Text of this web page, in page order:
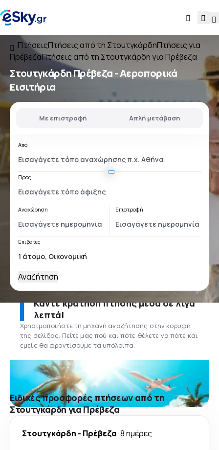
ΠτήσειςΠτήσεις από τη ΣτουτγκάρδηΠτήσεις για
ΠρέβεζαΠτήσεις από τη Στουτγκάρδη για Πρέβεζα
Στουτγκάρδη Πρέβεζα- Αεροπορικά
Εισιτήρια
Με επιστροφή Απλή μετάβαση
Από
Προς
Αναχώρηση Επιστροφή
Επιβάτες
Αναζήτηση
Κάντε κράτηση πτήσης μέσα σε λίγα
λεπτά!
Χρησιμοποιήστε τη μηχανή αναζήτησης στην κορυφή
της σελίδας. Πείτε μας πού και πότε θέλετε να πάτε και
εμείς θα φροντίσουμε τα υπόλοιπα.
Ειδικές προσφορές πτήσεων από τη
Στουτγκάρδη για Πρέβεζα
Στουτγκάρδη - Πρέβεζα 8 ημέρες